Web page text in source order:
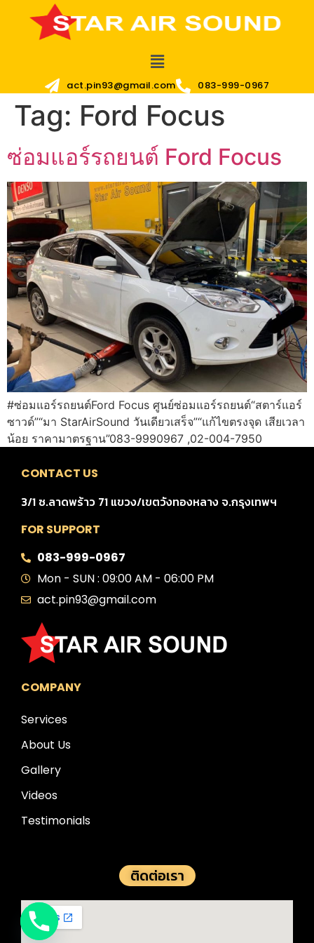
act.pin93@gmail.com 083-999-0967
Tag: Ford Focus
ซ่อมแอร์รถยนต์ Ford Focus
#ซ่อมแอร์รถยนต์Ford Focus ศูนย์ซ่อมแอร์รถยนต์“สตาร์แอร์
ซาวด์”“มา StarAirSound วันเดียวเสร็จ”“แก้ไขตรงจุด เสียเวลา
น้อย ราคามาตรฐาน”083-9990967 ,02-004-7950
CONTACT US
3/1 ซ.ลาดพร้าว 71 แขวง/เขตวังทองหลาง จ.กรุงเทพฯ
FOR SUPPORT
083-999-0967
Mon - SUN : 09:00 AM - 06:00 PM
act.pin93@gmail.com
COMPANY
Services
About Us
Gallery
Videos
Testimonials
ติดต่อเรา